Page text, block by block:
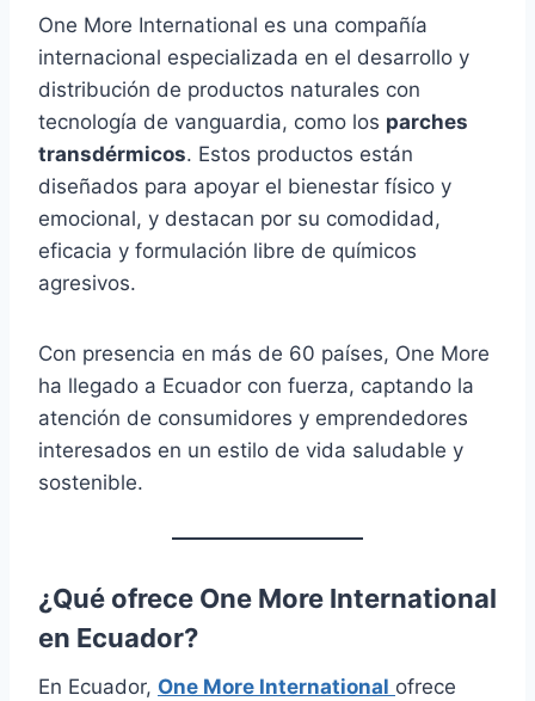
One More International es una compañía
internacional especializada en el desarrollo y
distribución de productos naturales con
tecnología de vanguardia, como los parches
transdérmicos. Estos productos están
diseñados para apoyar el bienestar físico y
emocional, y destacan por su comodidad,
eficacia y formulación libre de químicos
agresivos.
Con presencia en más de 60 países, One More
ha llegado a Ecuador con fuerza, captando la
atención de consumidores y emprendedores
interesados en un estilo de vida saludable y
sostenible.
¿Qué ofrece One More International
en Ecuador?
En Ecuador, One More International ofrece